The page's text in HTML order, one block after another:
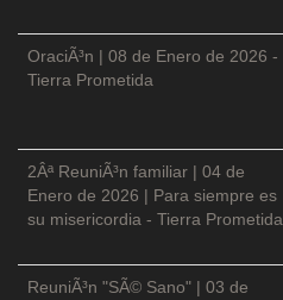
OraciÃ³n | 08 de Enero de 2026 -
Tierra Prometida
2Âª ReuniÃ³n familiar | 04 de
Enero de 2026 | Para siempre es
su misericordia - Tierra Prometida
ReuniÃ³n "SÃ© Sano" | 03 de